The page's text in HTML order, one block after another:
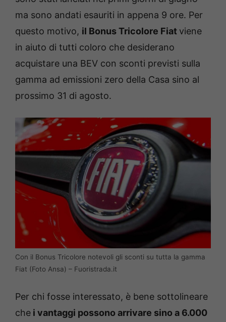
ma sono andati esauriti in appena 9 ore. Per
questo motivo, il Bonus Tricolore Fiat viene
in aiuto di tutti coloro che desiderano
acquistare una BEV con sconti previsti sulla
gamma ad emissioni zero della Casa sino al
prossimo 31 di agosto.
Con il Bonus Tricolore notevoli gli sconti su tutta la gamma
Fiat (Foto Ansa) – Fuoristrada.it
Per chi fosse interessato, è bene sottolineare
che i vantaggi possono arrivare sino a 6.000